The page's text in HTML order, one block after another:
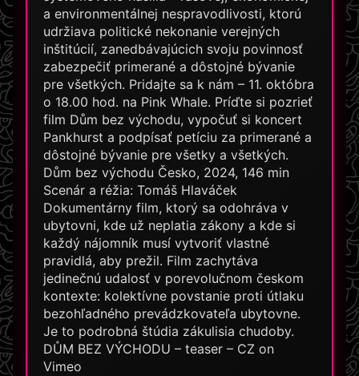
a environmentálnej nespravodlivosti, ktorú
udržiava politické nekonanie verejných
inštitúcií, zanedbávajúcich svoju povinnosť
zabezpečiť primerané a dôstojné bývanie
pre všetkých. Pridajte sa k nám – 11. októbra
o 18.00 hod. na Pink Whale. Príďte si pozrieť
film Dům bez východu, vypočuť si koncert
Pankhurst a podpísať petíciu za primerané a
dôstojné bývanie pre všetky a všetkých.
Dům bez východu Česko, 2024, 146 min
Scenár a réžia: Tomáš Hlaváček
Dokumentárny film, ktorý sa odohráva v
ubytovni, kde už neplatia zákony a kde si
každý nájomník musí vytvoriť vlastné
pravidlá, aby prežil. Film zachytáva
jedinečnú udalosť v porevolučnom českom
kontexte: kolektívne povstanie proti útlaku
bezohľadného prevádzkovateľa ubytovne.
Je to podrobná štúdia zákulisia chudoby.
DŮM BEZ VÝCHODU – teaser – CZ on
Vimeo